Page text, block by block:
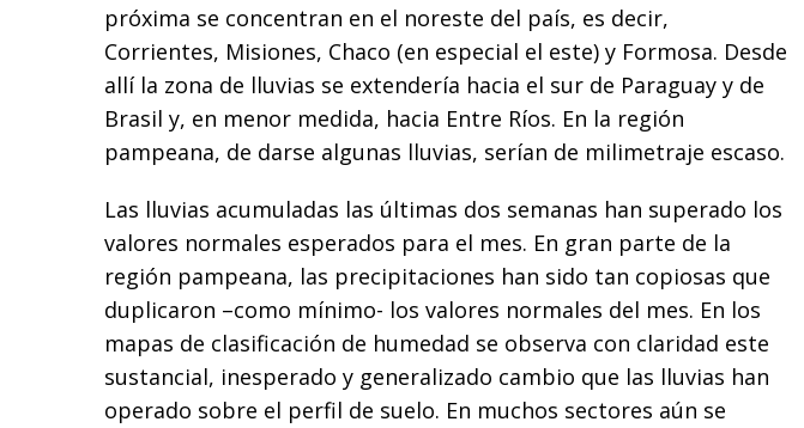
próxima se concentran en el noreste del país, es decir,
Corrientes, Misiones, Chaco (en especial el este) y Formosa. Desde
allí la zona de lluvias se extendería hacia el sur de Paraguay y de
Brasil y, en menor medida, hacia Entre Ríos. En la región
pampeana, de darse algunas lluvias, serían de milimetraje escaso.
Las lluvias acumuladas las últimas dos semanas han superado los
valores normales esperados para el mes. En gran parte de la
región pampeana, las precipitaciones han sido tan copiosas que
duplicaron –como mínimo- los valores normales del mes. En los
mapas de clasificación de humedad se observa con claridad este
sustancial, inesperado y generalizado cambio que las lluvias han
operado sobre el perfil de suelo. En muchos sectores aún se